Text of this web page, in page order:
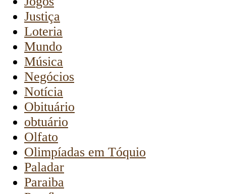
Justiça
Loteria
Mundo
Música
Negócios
Notícia
Obituário
obtuário
Olfato
Olimpíadas em Tóquio
Paladar
Paraiba